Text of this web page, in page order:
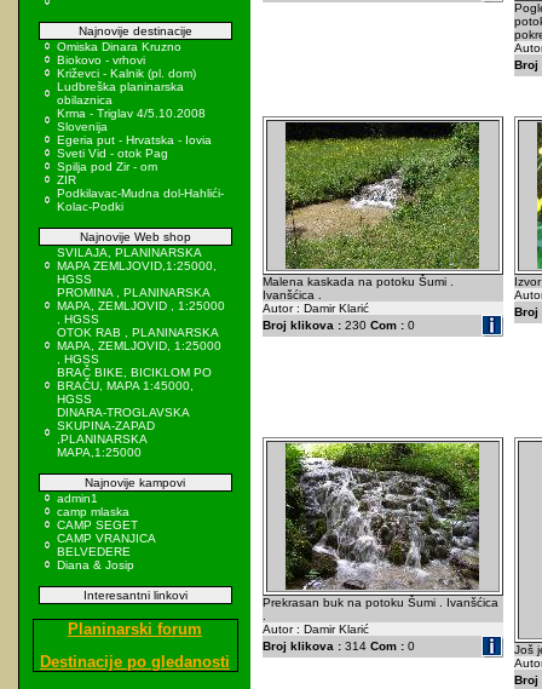
Najnovije destinacije
Omiska Dinara Kruzno
Biokovo - vrhovi
Križevci - Kalnik (pl. dom)
Ludbreška planinarska
obilaznica
Krma - Triglav 4/5.10.2008
Slovenija
Egeria put - Hrvatska - Iovia
Sveti Vid - otok Pag
Spilja pod Zir - om
ZIR
Podkilavac-Mudna dol-Hahlići-
Kolac-Podki
Najnovije Web shop
SVILAJA, PLANINARSKA
MAPA ZEMLJOVID,1:25000,
HGSS
PROMINA , PLANINARSKA
MAPA, ZEMLJOVID , 1:25000
, HGSS
OTOK RAB , PLANINARSKA
MAPA, ZEMLJOVID, 1:25000
, HGSS
BRAČ BIKE, BICIKLOM PO
BRAČU, MAPA 1:45000,
HGSS
DINARA-TROGLAVSKA
SKUPINA-ZAPAD
,PLANINARSKA
MAPA,1:25000
Najnovije kampovi
admin1
camp mlaska
CAMP SEGET
CAMP VRANJICA
BELVEDERE
Diana & Josip
Interesantni linkovi
Planinarski forum
Destinacije po gledanosti
Broj
Malena kaskada na potoku Šumi .
Ivanšćica .
Autor : Damir Klarić
Broj klikova :230 Com :0
Broj
Prekrasan buk na potoku Šumi . Ivanšćica
Autor : Damir Klarić
Broj klikova :314 Com :0
Još
Broj